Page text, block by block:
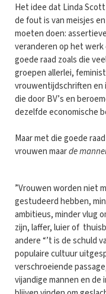
Het idee dat Linda
de fout is van meisjes
moeten doen:
veranderen op het werk
goede raad zoals die
groepen allerlei,
vrouwentijdschriften en
die door BV’s en
dezelfde economische
Maar met die goede
vrouwen maarde
”Vrouwen worden niet
gestudeerd hebben,
ambitieus, minder vlug
zijn, laffer, luier of
andere “’t is de schuld
populaire cultuur
verschroeiende
vijandige mannen en